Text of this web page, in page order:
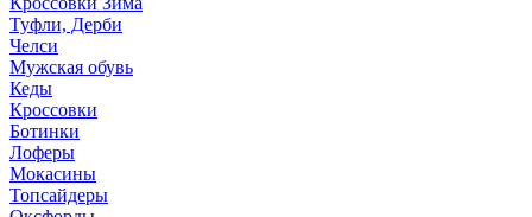
Туфли, Дерби
Челси
Мужская обувь
Кеды
Кроссовки
Ботинки
Лоферы
Мокасины
Топсайдеры